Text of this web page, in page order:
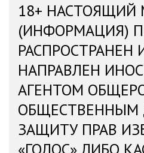
18+ НАСТОЯЩИЙ
(ИНФОРМАЦИЯ)
РАСПРОСТРАНЕН
НАПРАВЛЕН
АГЕНТОМ
ЗАЩИТУ ПРАВ